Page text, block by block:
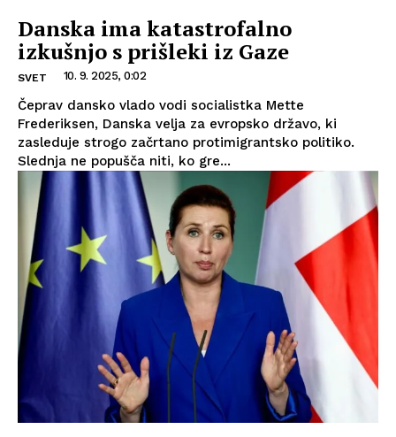
Danska ima katastrofalno
izkušnjo s prišleki iz Gaze
SVET 10. 9. 2025, 0:02
Čeprav dansko vlado vodi socialistka Mette
Frederiksen, Danska velja za evropsko državo, ki
zasleduje strogo začrtano protimigrantsko politiko.
Slednja ne popušča niti, ko gre...